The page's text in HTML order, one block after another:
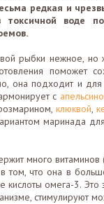
редкая и
токсичной воде
рыбки нежное, но
поможет
она подходит и
с
клюквой,
маринада
много витаминов
том, что она в
кислоты омега-3.
стимулируют